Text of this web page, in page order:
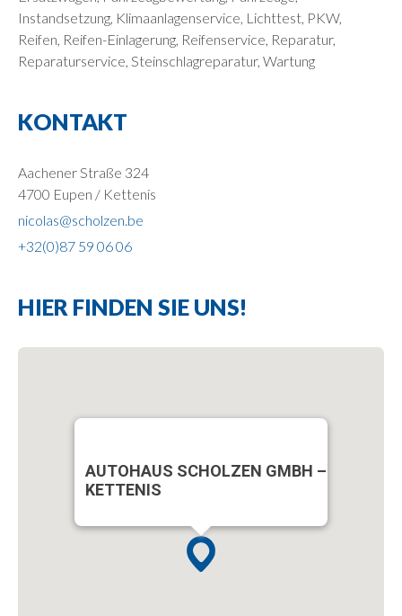
Instandsetzung, Klimaanlagenservice, Lichttest, PKW,
Reifen, Reifen-Einlagerung, Reifenservice, Reparatur,
Reparaturservice, Steinschlagreparatur, Wartung
KONTAKT
Aachener Straße 324
4700 Eupen / Kettenis
nicolas@scholzen.be
+32(0)87 59 06 06
HIER FINDEN SIE UNS!
AUTOHAUS SCHOLZEN GMBH –
KETTENIS